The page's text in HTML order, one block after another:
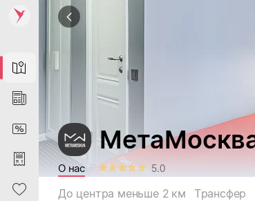
Map
News
DiscountCard
Purchases
Heart
О нас 5.0
До центра меньше 2 км Трансфер